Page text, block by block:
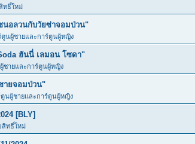
ทธิ์ใหม่
ซนอลวนกับวัยซ่าจอมป่วน"
ตูนผู้ชายและการ์ตูนผู้หญิง
ฮันนี่ เลมอน โซดา"
ชายและการ์ตูนผู้หญิง
ายจอมป่วน"
ตูนผู้ชายและการ์ตูนผู้หญิง
[BLY]
สิทธิ์ใหม่